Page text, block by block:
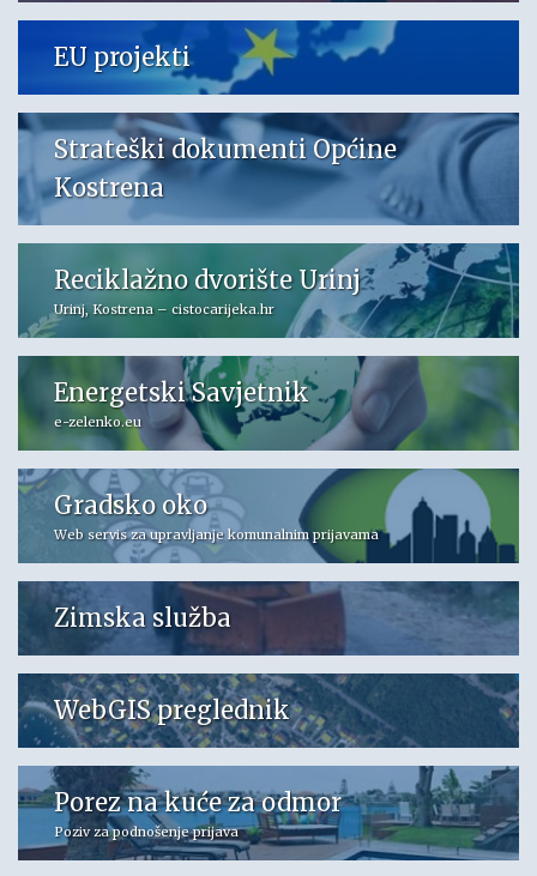
EU projekti
Strateški dokumenti Općine
Kostrena
Reciklažno dvorište Urinj
Urinj, Kostrena – cistocarijeka.hr
Energetski Savjetnik
e-zelenko.eu
Gradsko oko
Web servis za upravljanje komunalnim prijavama
Zimska služba
WebGIS preglednik
Porez na kuće za odmor
Poziv za podnošenje prijava